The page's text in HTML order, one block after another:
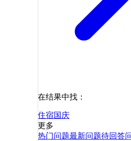
在结果中找：
住宿国庆
更多
热门问题最新问题待回答